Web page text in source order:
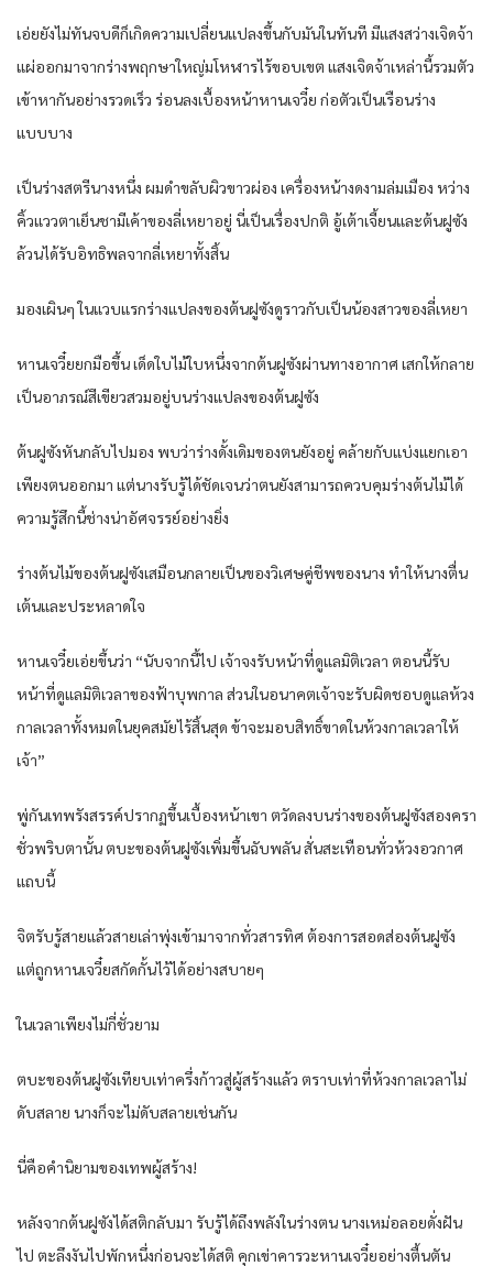
เอ่ยยังไม่ทันจบดีก็เกิดความเปลี่ยนแปลงขึ้นกับมันในทันที มีแสงสว่างเจิดจ้า
แผ่ออกมาจากร่างพฤกษาใหญ่มโหฬารไร้ขอบเขต แสงเจิดจ้าเหล่านี้รวมตัว
เข้าหากันอย่างรวดเร็ว ร่อนลงเบื้องหน้าหานเจวี๋ย ก่อตัวเป็นเรือนร่าง
แบบบาง
เป็นร่างสตรีนางหนึ่ง ผมดำขลับผิวขาวผ่อง เครื่องหน้างดงามล่มเมือง หว่าง
คิ้วแววตาเย็นชามีเค้าของลี่เหยาอยู่ นี่เป็นเรื่องปกติ อู้เต้าเจี้ยนและต้นฝูซัง
ล้วนได้รับอิทธิพลจากลี่เหยาทั้งสิ้น
มองเผินๆ ในแวบแรกร่างแปลงของต้นฝูซังดูราวกับเป็นน้องสาวของลี่เหยา
หานเจวี๋ยยกมือขึ้น เด็ดใบไม้ใบหนึ่งจากต้นฝูซังผ่านทางอากาศ เสกให้กลาย
เป็นอาภรณ์สีเขียวสวมอยู่บนร่างแปลงของต้นฝูซัง
ต้นฝูซังหันกลับไปมอง พบว่าร่างดั้งเดิมของตนยังอยู่ คล้ายกับแบ่งแยกเอา
เพียงตนออกมา แต่นางรับรู้ได้ชัดเจนว่าตนยังสามารถควบคุมร่างต้นไม้ได้
ความรู้สึกนี้ช่างน่าอัศจรรย์อย่างยิ่ง
ร่างต้นไม้ของต้นฝูซังเสมือนกลายเป็นของวิเศษคู่ชีพของนาง ทำให้นางตื่น
เต้นและประหลาดใจ
หานเจวี๋ยเอ่ยขึ้นว่า “นับจากนี้ไป เจ้าจงรับหน้าที่ดูแลมิติเวลา ตอนนี้รับ
หน้าที่ดูแลมิติเวลาของฟ้าบุพกาล ส่วนในอนาคตเจ้าจะรับผิดชอบดูแลห้วง
กาลเวลาทั้งหมดในยุคสมัยไร้สิ้นสุด ข้าจะมอบสิทธิ์ขาดในห้วงกาลเวลาให้
เจ้า”
พู่กันเทพรังสรรค์ปรากฏขึ้นเบื้องหน้าเขา ตวัดลงบนร่างของต้นฝูซังสองครา
ชั่วพริบตานั้น ตบะของต้นฝูซังเพิ่มขึ้นฉับพลัน สั่นสะเทือนทั่วห้วงอวกาศ
แถบนี้
จิตรับรู้สายแล้วสายเล่าพุ่งเข้ามาจากทั่วสารทิศ ต้องการสอดส่องต้นฝูซัง
แต่ถูกหานเจวี๋ยสกัดกั้นไว้ได้อย่างสบายๆ
ในเวลาเพียงไม่กี่ชั่วยาม
ตบะของต้นฝูซังเทียบเท่าครึ่งก้าวสู่ผู้สร้างแล้ว ตราบเท่าที่ห้วงกาลเวลาไม่
ดับสลาย นางก็จะไม่ดับสลายเช่นกัน
นี่คือคำนิยามของเทพผู้สร้าง!
หลังจากต้นฝูซังได้สติกลับมา รับรู้ได้ถึงพลังในร่างตน นางเหม่อลอยดั่งฝัน
ไป ตะลึงงันไปพักหนึ่งก่อนจะได้สติ คุกเข่าคารวะหานเจวี๋ยอย่างตื้นตัน